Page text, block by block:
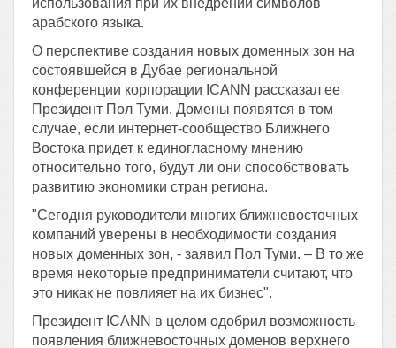
использования при их внедрении символов
арабского языка.
О перспективе создания новых доменных зон на
состоявшейся в Дубае региональной
конференции корпорации ICANN рассказал ее
Президент Пол Туми. Домены появятся в том
случае, если интернет-сообщество Ближнего
Востока придет к единогласному мнению
относительно того, будут ли они способствовать
развитию экономики стран региона.
"Сегодня руководители многих ближневосточных
компаний уверены в необходимости создания
новых доменных зон, - заявил Пол Туми. – В то же
время некоторые предприниматели считают, что
это никак не повлияет на их бизнес".
Президент ICANN в целом одобрил возможность
появления ближневосточных доменов верхнего